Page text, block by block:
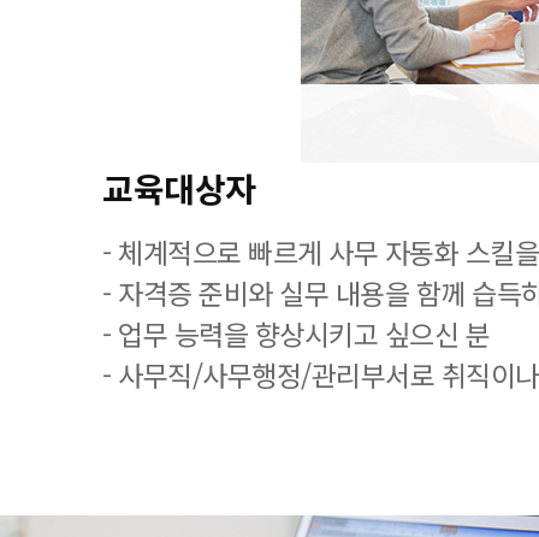
교육대상자
- 체계적으로 빠르게 사무 자동화 스킬
- 자격증 준비와 실무 내용을 함께 습득
- 업무 능력을 향상시키고 싶으신 분
- 사무직/사무행정/관리부서로 취직이